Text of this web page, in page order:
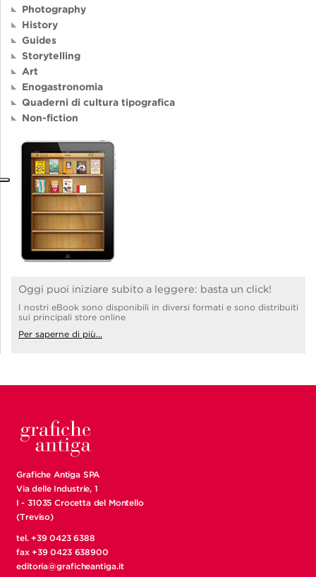
Photography
History
Guides
Storytelling
Art
Enogastronomia
Quaderni di cultura tipografica
Non-fiction
Oggi puoi iniziare subito a leggere: basta un click!
I nostri eBook sono disponibili in diversi formati e sono distribuiti
sui principali store online
Per saperne di più...
Grafiche Antiga SPA
Via delle Industrie, 1
I - 31035 Crocetta del Montello
(Treviso)
tel. +39 0423 6388
fax +39 0423 638900
editoria@graficheantiga.it